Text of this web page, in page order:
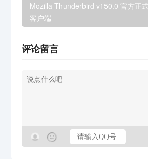
Mozilla Thunderbird v150.0 官方正
客户端
评论留言